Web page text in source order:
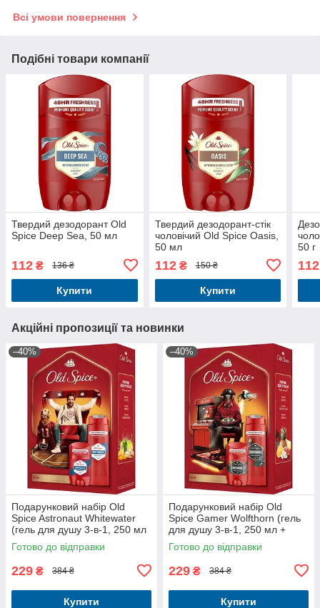
Всі умови повернення
Подібні товари компанії
Твердий дезодорант Old
Spice Deep Sea, 50 мл
112 ₴ 136 ₴
Купити
Твердий дезодорант-стік
чоловічий Old Spice Oasis,
50 мл
112₴ 150 ₴
Купити
50 г
112
Акційні пропозиції та новинки
–40%
Подарунковий набір Old
Spice Astronaut Whitewater
(гель для душу 3-в-1, 250 мл
+ твердий дезодорант, 50 мл)
Готово до відправки
229 ₴ 384 ₴
Купити
–40%
Подарунковий набір Old
Spice Gamer Wolfthorn (гель
для душу 3-в-1, 250 мл +
твердий дезодорант, 50 мл)
Готово до відправки
229 ₴ 384 ₴
Купити